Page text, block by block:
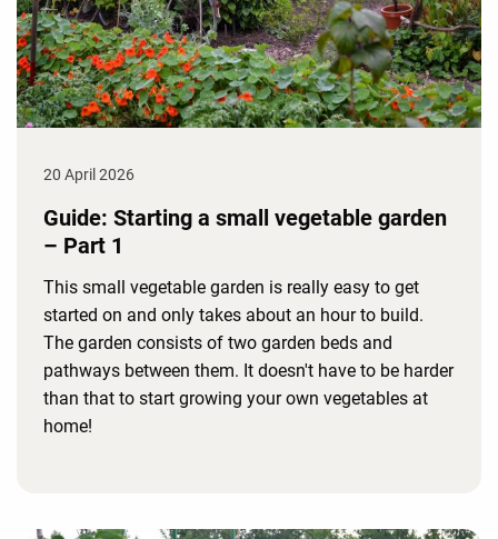
20 April 2026
Guide: Starting a small vegetable garden
– Part 1
This small vegetable garden is really easy to get
started on and only takes about an hour to build.
The garden consists of two garden beds and
pathways between them. It doesn't have to be harder
than that to start growing your own vegetables at
home!